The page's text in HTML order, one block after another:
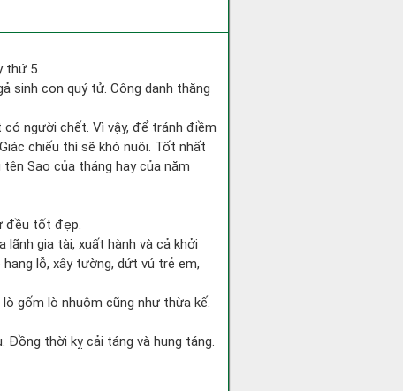
thứ 5.
sinh con quý tử. Công danh thăng
có người chết. Vì vậy, để tránh điềm
chiếu thì sẽ khó nuôi. Tốt nhất
Sao của tháng hay của năm
đều tốt đẹp.
gia tài, xuất hành và cả khởi
lỗ, xây tường, dứt vú trẻ em,
gốm lò nhuộm cũng như thừa kế.
Đồng thời kỵ cải táng và hung táng.